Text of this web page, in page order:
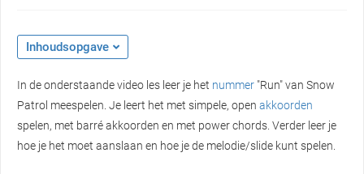
Inhoudsopgave
In de onderstaande video les leer je het nummer "Run" van Snow
Patrol meespelen. Je leert het met simpele, open akkoorden
spelen, met barré akkoorden en met power chords. Verder leer je
hoe je het moet aanslaan en hoe je de melodie/slide kunt spelen.